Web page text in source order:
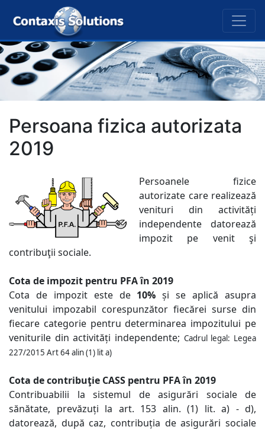
Persoana fizica autorizata
2019
Persoanele fizice
autorizate care realizează
venituri din activități
independente datorează
impozit pe venit şi
contribuţii sociale.
Cota de impozit pentru PFA în 2019
Cota de impozit este de10% și se aplică asupra
venitului impozabil corespunzător fiecărei surse din
fiecare categorie pentru determinarea impozitului pe
veniturile din activități independente; Cadrul legal: Legea
227/2015 Art 64 alin (1) lit a)
Cota de contribuţie CASS pentru PFA în 2019
Contribuabilii la sistemul de asigurări sociale de
sănătate, prevăzuți la art. 153 alin. (1) lit. a) - d),
datorează, după caz, contribuția de asigurări sociale